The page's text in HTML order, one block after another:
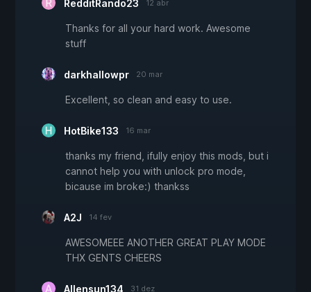
RedditRando23 12 abr
Thanks for all your hard work. Awesome
stuff
darkhallowpr 20 mar
Excellent, so clean and easy to use.
HotBike133 16 mar
thanks my friend, ifully enjoy this mods, but i
cannot help you with unlock pro mode,
bicause im broke:) thankss
A2J 14 fev
AWESOMEEE ANOTHER GREAT PLAY MODE
THX GENTS CHEERS
Allensun134 31 dez